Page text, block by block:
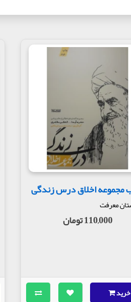
شهرالله شریکی دارد که ثارالله
غریب شده است و از داخل و خارج
چنین افرادی بیزار هستند.
مبارک چندین برابر محاسبه می‌شود.
عادل ثواب نماز در این ماه هفتصد
سنگینی کوه‌های بزرگ هست... هر سجده
باید داخل شد اما ما دری نداریم که
و زاری بخوان، بلکه کارهای
سجده نشده است و نخواهد شد.
باید به سه چیز دست یابیم: اول
هزار هزار کس را از آتش جهنم آزاد
می‌آورند: «خدایا هر چه بفرمایی برو
مجموعه اخلاق درس زندگی
معرفت
110,000 تومان
خرید